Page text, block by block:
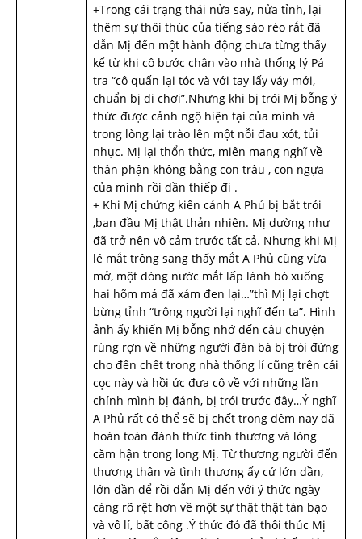
+Trong cái trạng thái nửa say, nửa tỉnh, lại
thêm sự thôi thúc của tiếng sáo réo rắt đã
dẫn Mị đến một hành động chưa từng thấy
kể từ khi cô bước chân vào nhà thống lý Pá
tra “cô quấn lại tóc và với tay lấy váy mới,
chuẩn bị đi chơi”.Nhưng khi bị trói Mị bỗng ý
thức được cảnh ngộ hiện tại của mình và
trong lòng lại trào lên một nỗi đau xót, tủi
nhục. Mị lại thổn thức, miên mang nghĩ về
thân phận không bằng con trâu , con ngựa
của mình rồi dần thiếp đi .
+ Khi Mị chứng kiến cảnh A Phủ bị bắt trói
,ban đầu Mị thật thản nhiên. Mị dường như
đã trở nên vô cảm trước tất cả. Nhưng khi Mị
lé mắt trông sang thấy mắt A Phủ cũng vừa
mở, một dòng nước mắt lấp lánh bò xuống
hai hõm má đã xám đen lại…”thì Mị lại chợt
bừng tỉnh “trông người lại nghĩ đến ta”. Hình
ảnh ấy khiến Mị bỗng nhớ đến câu chuyện
rùng rợn về những người đàn bà bị trói đứng
cho đến chết trong nhà thống lí cũng trên cái
cọc này và hồi ức đưa cô về với những lần
chính mình bị đánh, bị trói trước đây…Ý nghĩ
A Phủ rất có thể sẽ bị chết trong đêm nay đã
hoàn toàn đánh thức tình thương và lòng
căm hận trong long Mị. Từ thương người đến
thương thân và tình thương ấy cứ lớn dần,
lớn dần để rồi dẫn Mị đến với ý thức ngày
càng rõ rệt hơn về một sự thật thật tàn bạo
và vô lí, bất công .Ý thức đó đã thôi thúc Mị